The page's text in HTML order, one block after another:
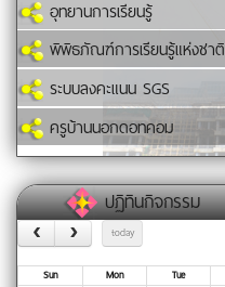
อุทยานการเรียนรู้
พิพิธภัณฑ์การเรียนรู้แห่งชาติ
ระบบลงคะแนน SGS
ครูบ้านนอกดอทคอม
ปฏิทินกิจกรรม
today
Sun Mon Tue